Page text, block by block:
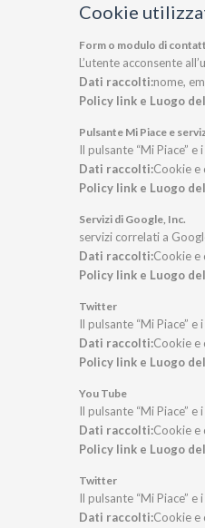
Cookie
Form o modulo di
L’utente acconsente
Dati raccolti:nome,
Policy link e Luogo
Pulsante Mi Piace e
Il pulsante “Mi Piace”
Dati raccolti:Cookie e
Policy link e Luogo
Servizi di Google, Inc.
servizi correlati a
Dati raccolti:Cookie e
Policy link e Luogo
Twitter
Il pulsante “Mi Piace”
Dati raccolti:Cookie e
Policy link e Luogo
You Tube
Il pulsante “Mi Piace”
Dati raccolti:Cookie e
Policy link e Luogo
Twitter
Il pulsante “Mi Piace”
Dati raccolti:Cookie e